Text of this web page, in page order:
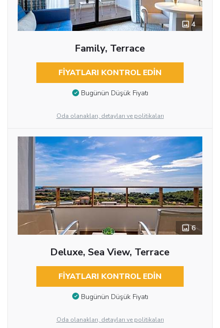
4
Family, Terrace
FIYATLARI KONTROL EDIN
Bugünün Düşük Fiyatı
Oda olanakları, detayları ve politikaları
6
Deluxe, Sea View, Terrace
FIYATLARI KONTROL EDIN
Bugünün Düşük Fiyatı
Oda olanakları, detayları ve politikaları